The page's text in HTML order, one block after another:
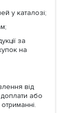
у каталозі;
за
на
від
або